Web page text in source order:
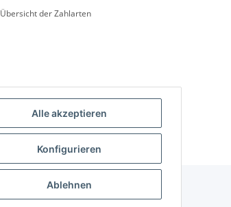
Übersicht der Zahlarten
Alle akzeptieren
Konfigurieren
Ablehnen